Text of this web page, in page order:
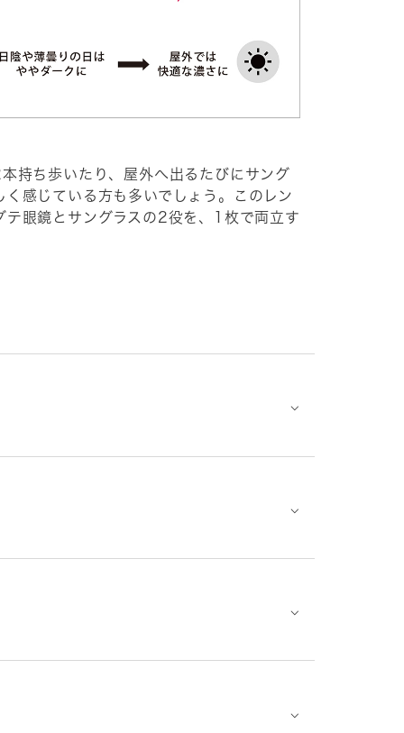
持ち歩いたり、屋外へ出るたびにサング
感じている方も多いでしょう。このレン
テ眼鏡とサングラスの2役を、1枚で両立す
⌵
⌵
⌵
⌵